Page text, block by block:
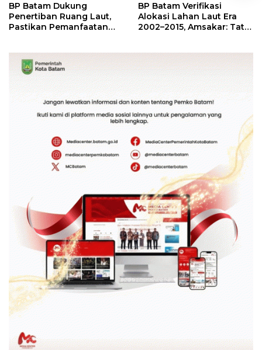
BP Batam Dukung
Penertiban Ruang Laut,
Pastikan Pemanfaatan
BP Batam Verifikasi
Alokasi Lahan Laut Era
2002–2015, Amsakar: Tata